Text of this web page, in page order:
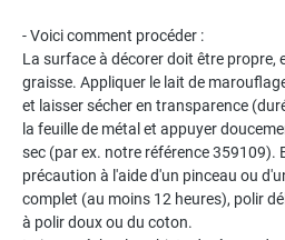
- Voici comment procéder :
La surface à décorer doit être propre,
graisse. Appliquer le lait de
et laisser sécher en transparence
la feuille de métal et appuyer
sec (par ex. notre référence 359109).
précaution à l'aide d'un pinceau ou
complet (au moins 12 heures), polir
à polir doux ou du coton.